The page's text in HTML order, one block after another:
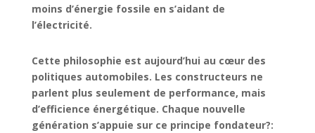
moins d’énergie fossile en s’aidant de
l’électricité.
Cette philosophie est aujourd’hui au cœur des
politiques automobiles. Les constructeurs ne
parlent plus seulement de performance, mais
d’efficience énergétique. Chaque nouvelle
génération s’appuie sur ce principe fondateur?: